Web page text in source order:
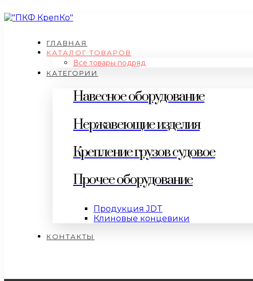
ГЛАВНАЯ
КАТАЛОГ ТОВАРОВ
Все товары подряд
КАТЕГОРИИ
Навесное оборудование
Нержавеющие изделия
Крепление грузов судовое
Прочее оборудование
Продукция JDT
Клиновые концевики
КОНТАКТЫ